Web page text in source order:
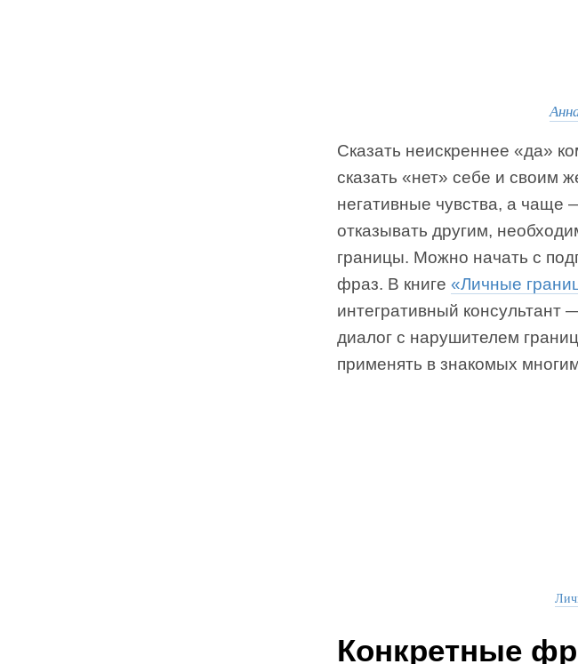
Сказать неискреннее «да»
сказать «нет» себе и своим
негативные чувства, а чаще
отказывать другим,
границы. Можно начать с
фраз. В книге «Личные
интегративный консультант
диалог с нарушителем
применять в знакомых
Конкретные